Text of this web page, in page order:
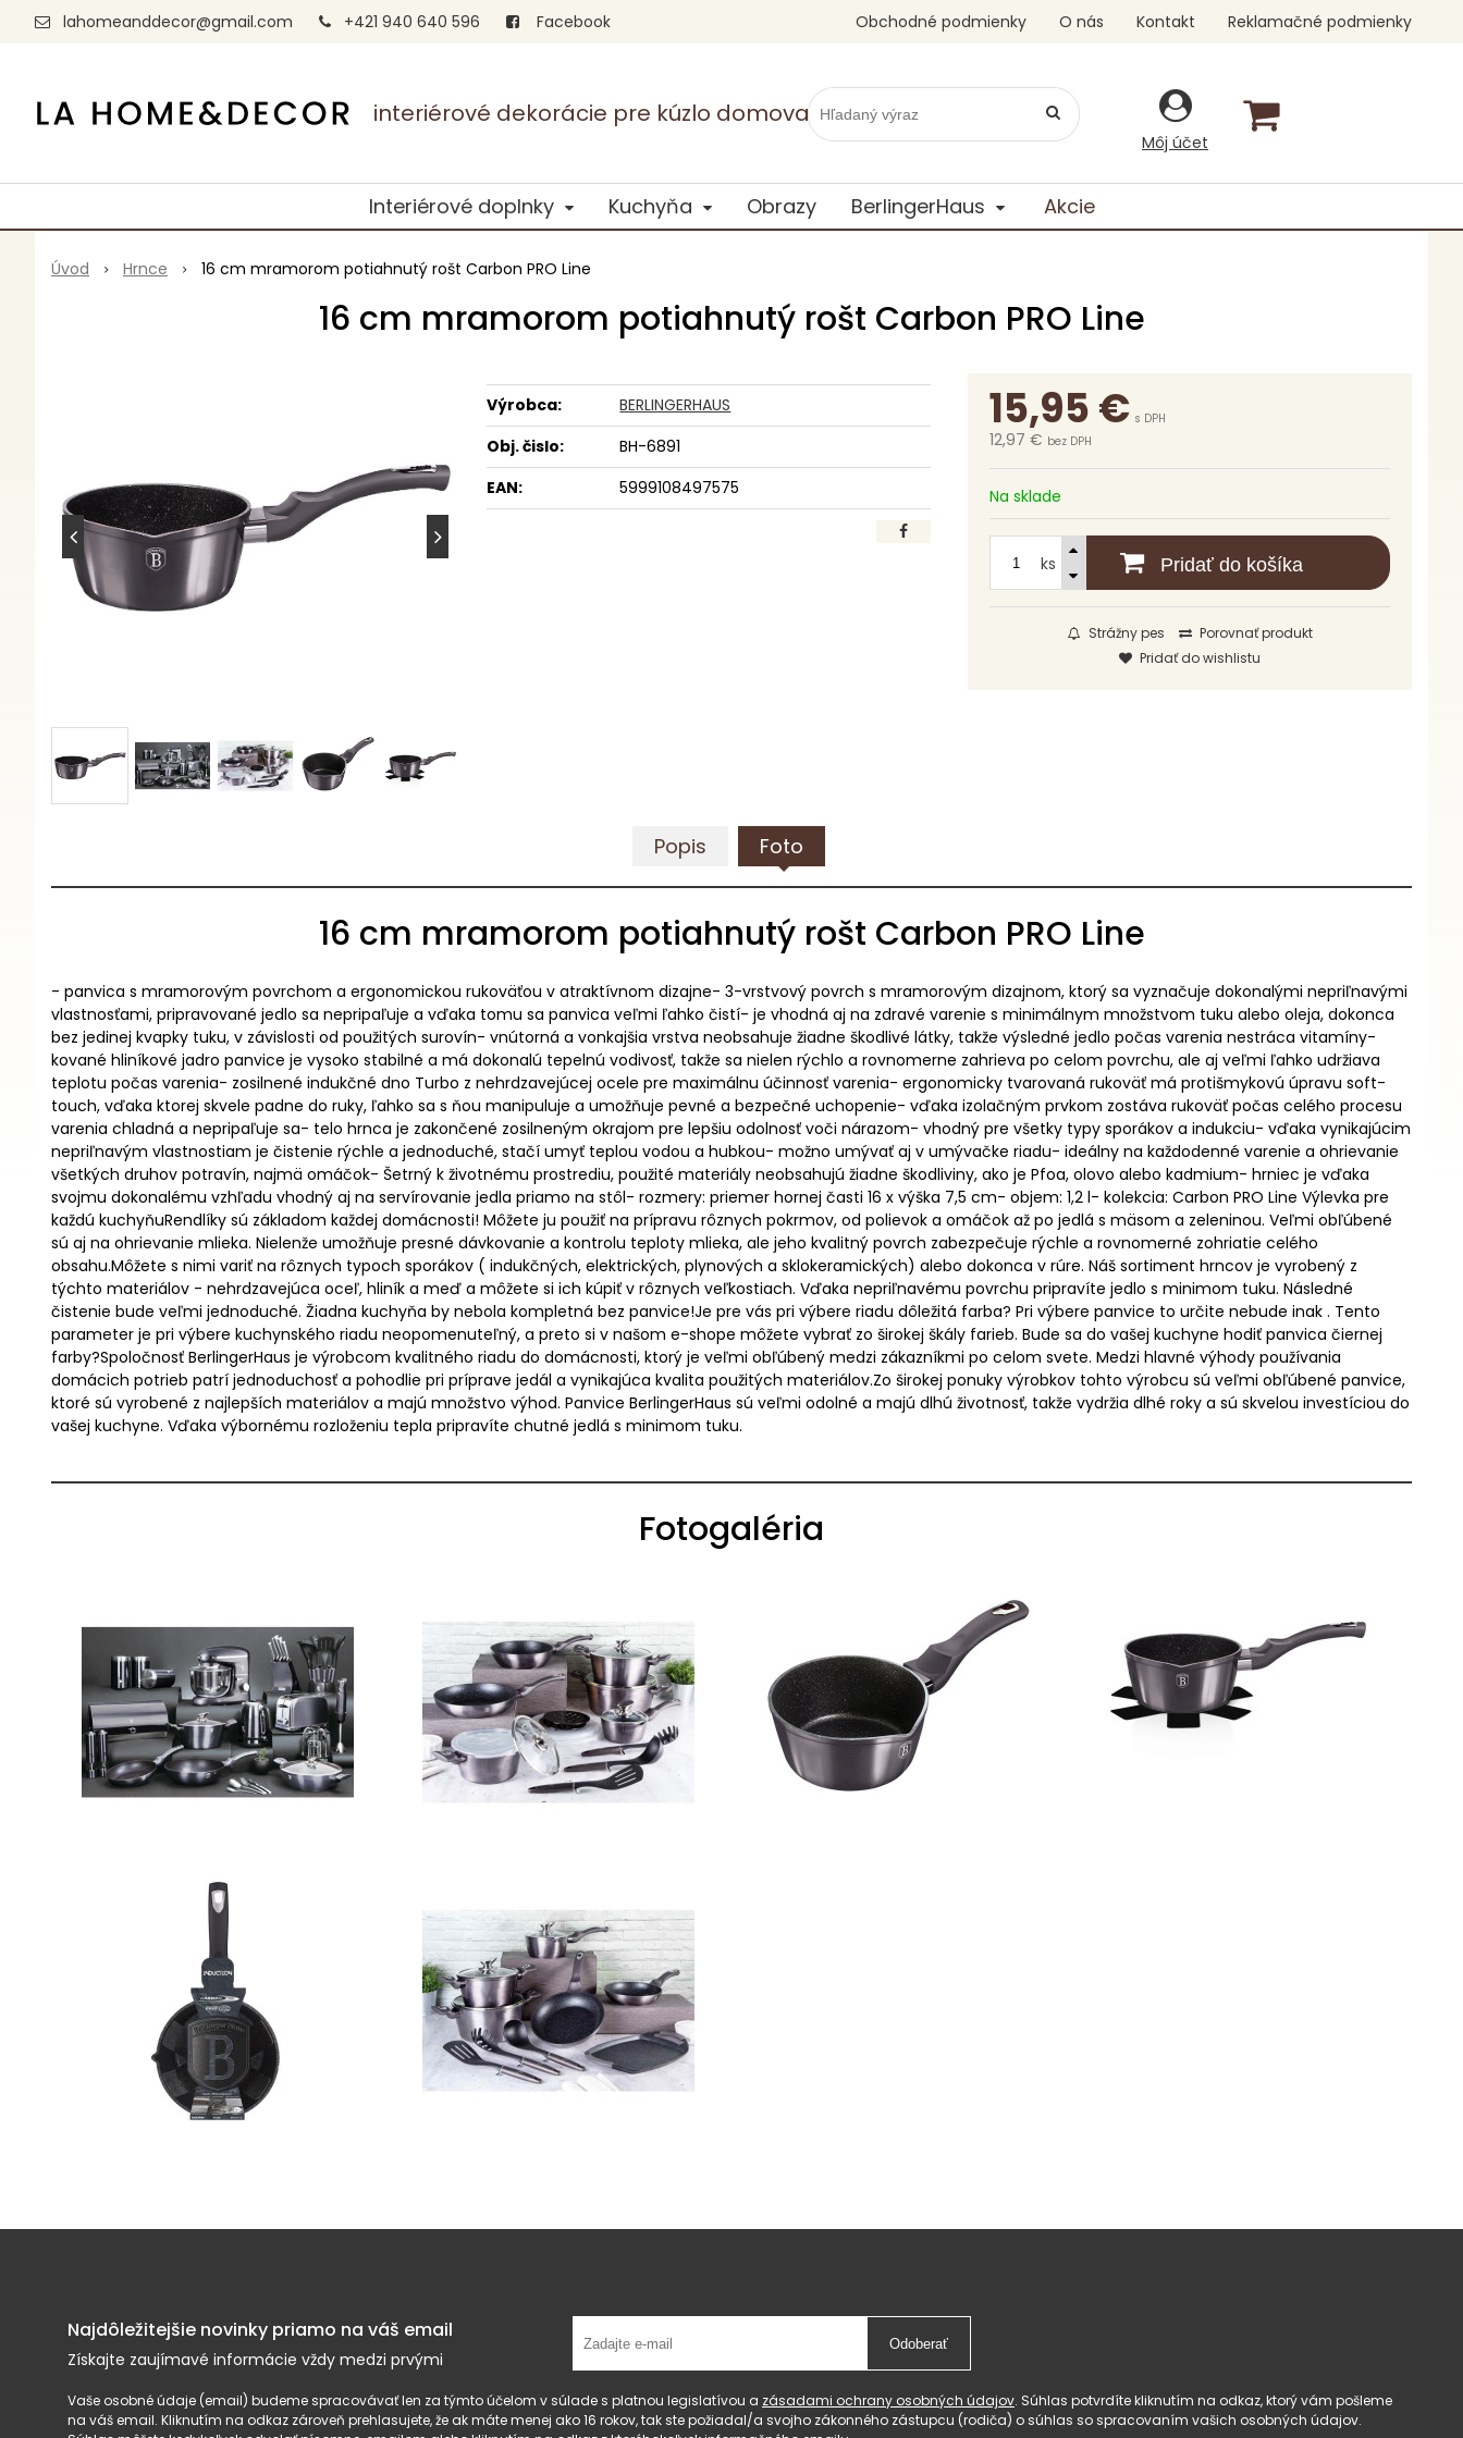
interiérové dekorácie pre kúzlo domova
lahomeanddecor@gmail.com +421 940 640 596 Facebook
Môj účet
Obchodné podmienky O nás Kontakt Reklamačné podmienky
Interiérové doplnky Kuchyňa Obrazy BerlingerHaus Akcie
Úvod Hrnce 16 cm mramorom potiahnutý rošt Carbon PRO Line
16 cm mramorom potiahnutý rošt Carbon PRO Line
15,95€ s DPH
12,97 € bez DPH
Na sklade
ks Pridať do košíka
Strážny pes
Porovnať produkt
Pridať do wishlistu
Výrobca:
BERLINGERHAUS
Obj. čislo:
BH-6891
EAN:
5999108497575
Popis Foto
16 cm mramorom potiahnutý rošt Carbon PRO Line
- panvica s mramorovým povrchom a ergonomickou rukoväťou v atraktívnom dizajne- 3-vrstvový povrch s mramorovým dizajnom, ktorý sa vyznačuje dokonalými nepriľnavými
vlastnosťami, pripravované jedlo sa nepripaľuje a vďaka tomu sa panvica veľmi ľahko čistí- je vhodná aj na zdravé varenie s minimálnym množstvom tuku alebo oleja, dokonca
bez jedinej kvapky tuku, v závislosti od použitých surovín- vnútorná a vonkajšia vrstva neobsahuje žiadne škodlivé látky, takže výsledné jedlo počas varenia nestráca vitamíny-
kované hliníkové jadro panvice je vysoko stabilné a má dokonalú tepelnú vodivosť, takže sa nielen rýchlo a rovnomerne zahrieva po celom povrchu, ale aj veľmi ľahko udržiava
teplotu počas varenia- zosilnené indukčné dno Turbo z nehrdzavejúcej ocele pre maximálnu účinnosť varenia- ergonomicky tvarovaná rukoväť má protišmykovú úpravu soft-
touch, vďaka ktorej skvele padne do ruky, ľahko sa s ňou manipuluje a umožňuje pevné a bezpečné uchopenie- vďaka izolačným prvkom zostáva rukoväť počas celého procesu
varenia chladná a nepripaľuje sa- telo hrnca je zakončené zosilneným okrajom pre lepšiu odolnosť voči nárazom- vhodný pre všetky typy sporákov a indukciu- vďaka vynikajúcim
nepriľnavým vlastnostiam je čistenie rýchle a jednoduché, stačí umyť teplou vodou a hubkou- možno umývať aj v umývačke riadu- ideálny na každodenné varenie a ohrievanie
všetkých druhov potravín, najmä omáčok- Šetrný k životnému prostrediu, použité materiály neobsahujú žiadne škodliviny, ako je Pfoa, olovo alebo kadmium- hrniec je vďaka
svojmu dokonalému vzhľadu vhodný aj na servírovanie jedla priamo na stôl- rozmery: priemer hornej časti 16 x výška 7,5 cm- objem: 1,2 l- kolekcia: Carbon PRO Line Výlevka pre
každú kuchyňuRendlíky sú základom každej domácnosti! Môžete ju použiť na prípravu rôznych pokrmov, od polievok a omáčok až po jedlá s mäsom a zeleninou. Veľmi obľúbené
sú aj na ohrievanie mlieka. Nielenže umožňuje presné dávkovanie a kontrolu teploty mlieka, ale jeho kvalitný povrch zabezpečuje rýchle a rovnomerné zohriatie celého
obsahu.Môžete s nimi variť na rôznych typoch sporákov ( indukčných, elektrických, plynových a sklokeramických) alebo dokonca v rúre. Náš sortiment hrncov je vyrobený z
týchto materiálov - nehrdzavejúca oceľ, hliník a meď a môžete si ich kúpiť v rôznych veľkostiach. Vďaka nepriľnavému povrchu pripravíte jedlo s minimom tuku. Následné
čistenie bude veľmi jednoduché. Žiadna kuchyňa by nebola kompletná bez panvice!Je pre vás pri výbere riadu dôležitá farba? Pri výbere panvice to určite nebude inak . Tento
parameter je pri výbere kuchynského riadu neopomenuteľný, a preto si v našom e-shope môžete vybrať zo širokej škály farieb. Bude sa do vašej kuchyne hodiť panvica čiernej
farby?Spoločnosť BerlingerHaus je výrobcom kvalitného riadu do domácnosti, ktorý je veľmi obľúbený medzi zákazníkmi po celom svete. Medzi hlavné výhody používania
domácich potrieb patrí jednoduchosť a pohodlie pri príprave jedál a vynikajúca kvalita použitých materiálov.Zo širokej ponuky výrobkov tohto výrobcu sú veľmi obľúbené panvice,
ktoré sú vyrobené z najlepších materiálov a majú množstvo výhod. Panvice BerlingerHaus sú veľmi odolné a majú dlhú životnosť, takže vydržia dlhé roky a sú skvelou investíciou do
vašej kuchyne. Vďaka výbornému rozloženiu tepla pripravíte chutné jedlá s minimom tuku.
Fotogaléria
Najdôležitejšie novinky priamo na váš email
Získajte zaujímavé informácie vždy medzi prvými
Odoberať
Vaše osobné údaje (email) budeme spracovávať len za týmto účelom v súlade s platnou legislatívou a zásadami ochrany osobných údajov. Súhlas potvrdíte kliknutím na odkaz, ktorý vám pošleme
na váš email. Kliknutím na odkaz zároveň prehlasujete, že ak máte menej ako 16 rokov, tak ste požiadal/a svojho zákonného zástupcu (rodiča) o súhlas so spracovaním vašich osobných údajov.